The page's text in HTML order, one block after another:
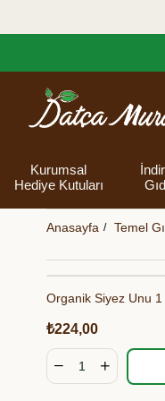
Kurumsal
Hediye Kutuları
Organik
Anasayfa Temel
Organik Siyez Unu 1
₺224,00